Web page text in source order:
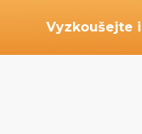
Vyzkoušejte